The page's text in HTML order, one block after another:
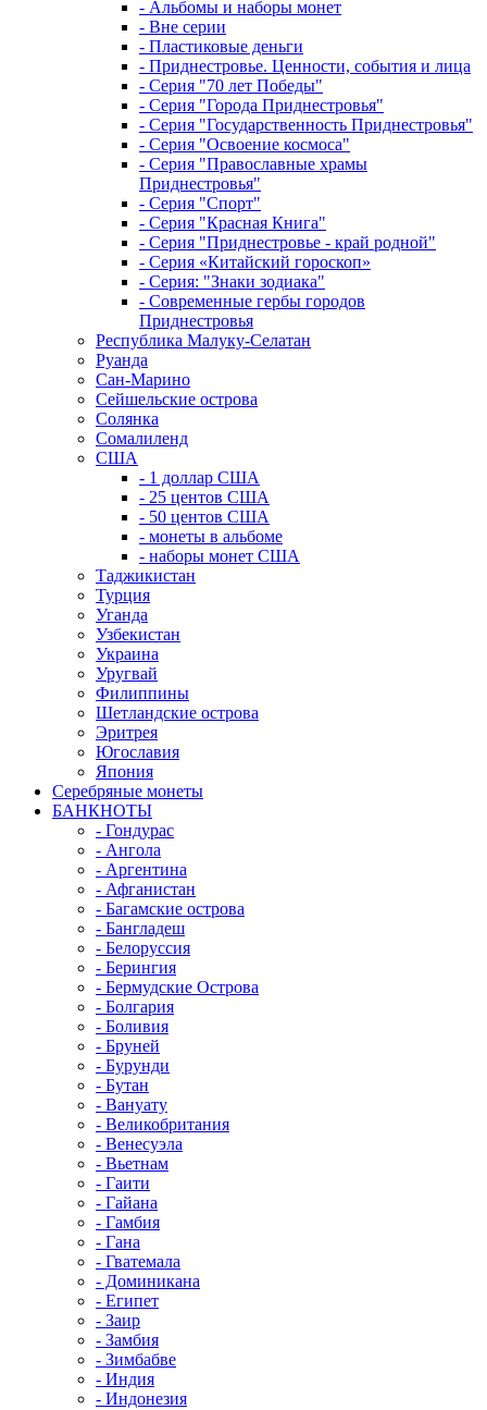
- Альбомы и наборы монет
- Вне серии
- Пластиковые деньги
- Приднестровье. Ценности, события и лица
- Серия "70 лет Победы"
- Серия "Города Приднестровья"
- Серия "Государственность Приднестровья"
- Серия "Освоение космоса"
- Серия "Православные храмы
Приднестровья"
- Серия "Спорт"
- Серия "Красная Книга"
- Серия "Приднестровье - край родной"
- Серия «Китайский гороскоп»
- Серия: "Знаки зодиака"
- Современные гербы городов
Приднестровья
Республика Малуку-Селатан
Руанда
Сан-Марино
Сейшельские острова
Солянка
Сомалиленд
США
- 1 доллар США
- 25 центов США
- 50 центов США
- монеты в альбоме
- наборы монет США
Таджикистан
Турция
Уганда
Узбекистан
Украина
Уругвай
Филиппины
Шетландские острова
Эритрея
Югославия
Япония
Серебряные монеты
БАНКНОТЫ
- Гондурас
- Ангола
- Аргентина
- Афганистан
- Багамские острова
- Бангладеш
- Белоруссия
- Берингия
- Бермудские Острова
- Болгария
- Боливия
- Бруней
- Бурунди
- Бутан
- Вануату
- Великобритания
- Венесуэла
- Вьетнам
- Гаити
- Гайана
- Гамбия
- Гана
- Гватемала
- Доминикана
- Египет
- Заир
- Замбия
- Зимбабве
- Индия
- Индонезия